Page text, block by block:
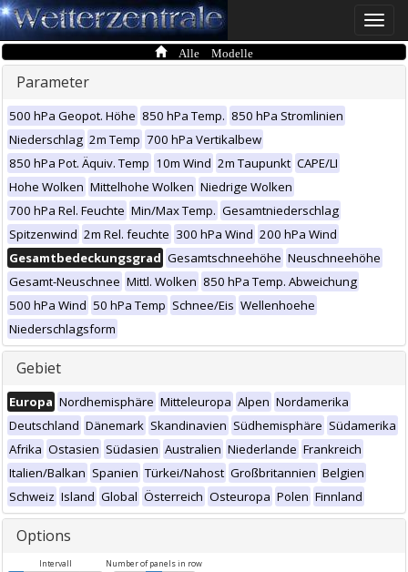
Toggle
Alle Modelle
Parameter
500 hPa Geopot. Höhe 850 hPa Temp. 850 hPa Stromlinien
Niederschlag 2m Temp 700 hPa Vertikalbew
850 hPa Pot. Äquiv. Temp 10m Wind 2m Taupunkt CAPE/LI
Hohe Wolken Mittelhohe Wolken Niedrige Wolken
700 hPa Rel. Feuchte Min/Max Temp. Gesamtniederschlag
Spitzenwind 2m Rel. feuchte 300 hPa Wind 200 hPa Wind
Gesamtbedeckungsgrad Gesamtschneehöhe Neuschneehöhe
Gesamt-Neuschnee Mittl. Wolken 850 hPa Temp. Abweichung
500 hPa Wind 50 hPa Temp Schnee/Eis Wellenhoehe
Niederschlagsform
Gebiet
Europa Nordhemisphäre Mitteleuropa Alpen Nordamerika
Deutschland Dänemark Skandinavien Südhemisphäre Südamerika
Afrika Ostasien Südasien Australien Niederlande Frankreich
Italien/Balkan Spanien Türkei/Nahost Großbritannien Belgien
Schweiz Island Global Österreich Osteuropa Polen Finnland
Options
Intervall Number of panels in row